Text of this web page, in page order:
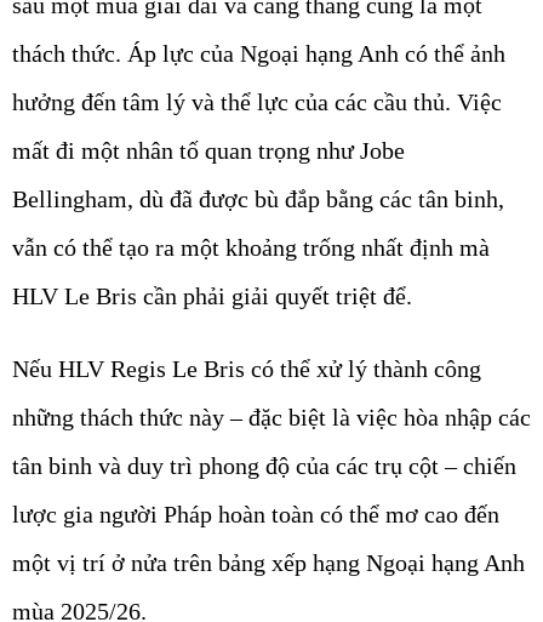
thách thức. Áp lực của Ngoại hạng Anh có thể ảnh
hưởng đến tâm lý và thể lực của các cầu thủ. Việc
mất đi một nhân tố quan trọng như Jobe
Bellingham, dù đã được bù đắp bằng các tân binh,
vẫn có thể tạo ra một khoảng trống nhất định mà
HLV Le Bris cần phải giải quyết triệt để.
Nếu HLV Regis Le Bris có thể xử lý thành công
những thách thức này – đặc biệt là việc hòa nhập các
tân binh và duy trì phong độ của các trụ cột – chiến
lược gia người Pháp hoàn toàn có thể mơ cao đến
một vị trí ở nửa trên bảng xếp hạng Ngoại hạng Anh
mùa 2025/26.